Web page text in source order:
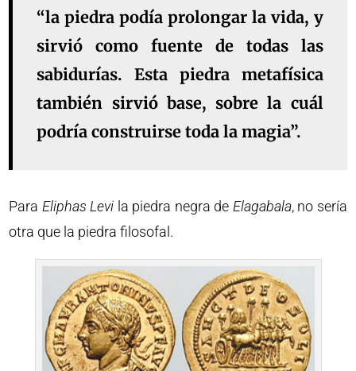
“la piedra podía prolongar la vida, y
sirvió como fuente de todas las
sabidurías. Esta piedra metafísica
también sirvió base, sobre la cuál
podría construirse toda la magia”.
Para Eliphas Levi la piedra negra de Elagabala, no sería
otra que la piedra filosofal.